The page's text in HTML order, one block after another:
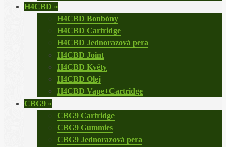
H4CBD »
H4CBD Bonbóny
H4CBD Cartridge
H4CBD Jednorazová pera
H4CBD Joint
H4CBD Květy
H4CBD Olej
H4CBD Vape+Cartridge
CBG9 »
CBG9 Cartridge
CBG9 Gummies
CBG9 Jednorazová pera